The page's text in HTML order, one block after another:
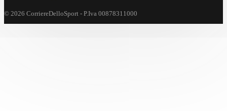
© 2026 CorriereDelloSport - P.Iva 00878311000